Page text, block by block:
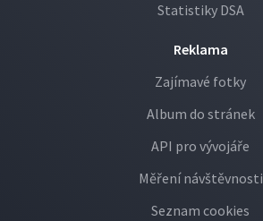
Statistiky DSA
Reklama
Zajímavé fotky
Album do stránek
API pro vývojáře
Měření návštěvnosti
Seznam cookies